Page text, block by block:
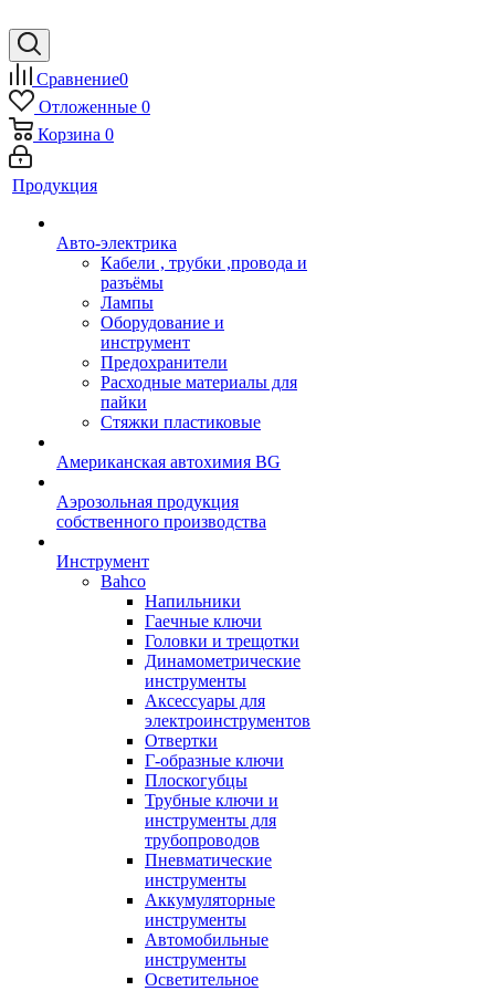
Сравнение0
Отложенные 0
Корзина 0
Продукция
Авто-электрика
Кабели , трубки ,провода и
разъёмы
Лампы
Оборудование и
инструмент
Предохранители
Расходные материалы для
пайки
Стяжки пластиковые
Американская автохимия BG
Аэрозольная продукция
собственного производства
Инструмент
Bahco
Напильники
Гаечные ключи
Головки и трещотки
Динамометрические
инструменты
Аксессуары для
электроинструментов
Отвертки
Г-образные ключи
Плоскогубцы
Трубные ключи и
инструменты для
трубопроводов
Пневматические
инструменты
Аккумуляторные
инструменты
Автомобильные
инструменты
Осветительное